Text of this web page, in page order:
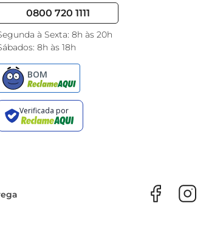
0800 720 1111
à Sexta: 8h às 20h
8h às 18h